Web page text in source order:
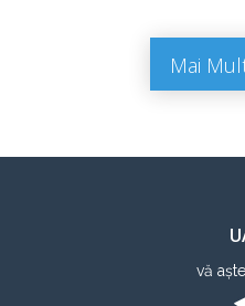
Mai
vă